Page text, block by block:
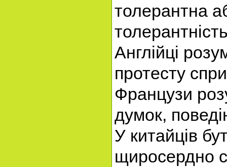
толерантна
Англійці
протесту
Французи
думок,
У китайців
щиросердно